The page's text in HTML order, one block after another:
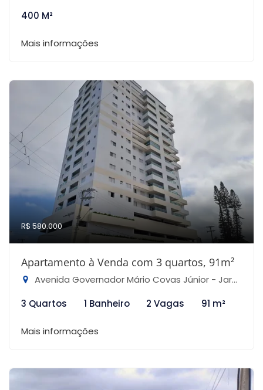
400 M²
Mais informações
R$ 580.000
Apartamento à Venda com 3 quartos, 91m²
Avenida Governador Mário Covas Júnior - Jardim Praia Grande, Mongaguá-SP
3 Quartos
1 Banheiro 2 Vagas 91 m²
Mais informações